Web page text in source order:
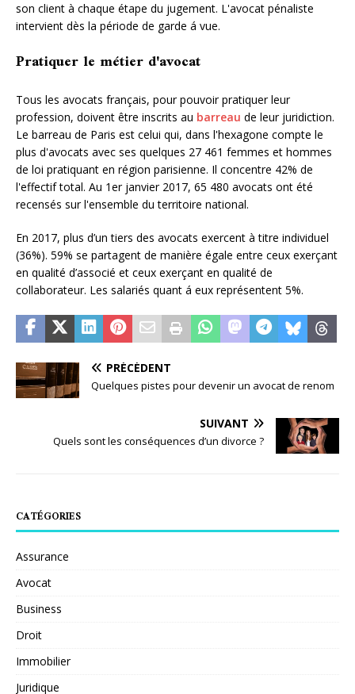
son client à chaque étape du jugement. L'avocat pénaliste
intervient dès la période de garde á vue.
Pratiquer le métier d'avocat
Tous les avocats français, pour pouvoir pratiquer leur
profession, doivent être inscrits au barreau de leur juridiction.
Le barreau de Paris est celui qui, dans l'hexagone compte le
plus d'avocats avec ses quelques 27 461 femmes et hommes
de loi pratiquant en région parisienne. Il concentre 42% de
l'effectif total. Au 1er janvier 2017, 65 480 avocats ont été
recensés sur l'ensemble du territoire national.
En 2017, plus d’un tiers des avocats exercent à titre individuel
(36%). 59% se partagent de manière égale entre ceux exerçant
en qualité d’associé et ceux exerçant en qualité de
collaborateur. Les salariés quant á eux représentent 5%.
PRÉCÉDENT
Quelques pistes pour devenir un avocat de renom
SUIVANT
Quels sont les conséquences d’un divorce ?
CATÉGORIES
Assurance
Avocat
Business
Droit
Immobilier
Juridique